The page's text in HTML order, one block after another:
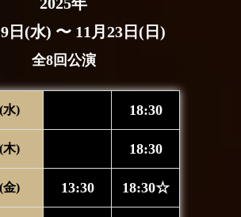
日(水) 〜 11月23日(日)
全8回公演
水) 18:30
木) 18:30
金) 13:30 18:30☆